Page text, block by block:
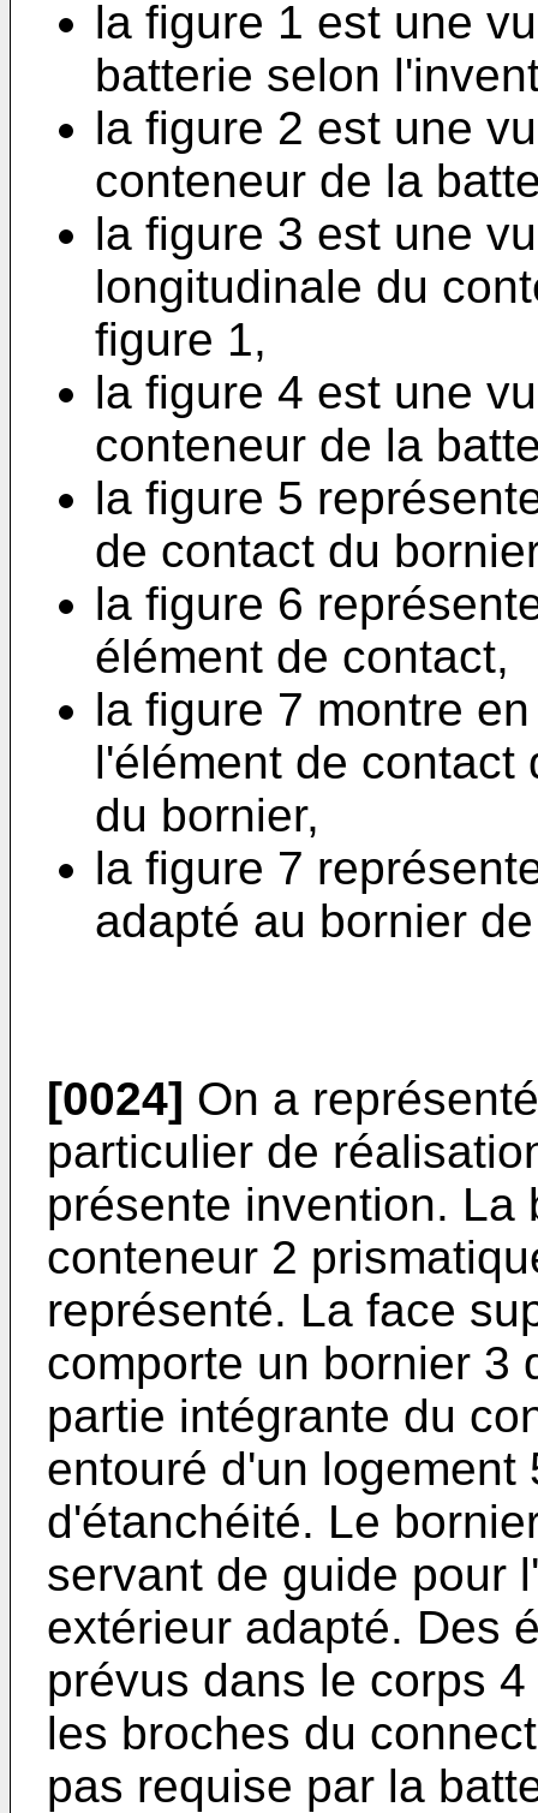
la figure 1 est une
batterie selon
la figure 2 est une
conteneur de la
la figure 3 est une
longitudinale du
figure 1,
la figure 4 est une
conteneur de la
la figure 5
de contact du
la figure 6
élément de contact,
la figure 7 montre
l'élément de contact
du bornier,
la figure 7
adapté au bornier
[0024] On a
particulier de
présente invention. La
conteneur 2
représenté. La face
comporte un bornier 3
partie intégrante du
entouré d'un
d'étanchéité. Le
servant de guide pour
extérieur adapté. Des
prévus dans le corps
les broches du
pas requise par la